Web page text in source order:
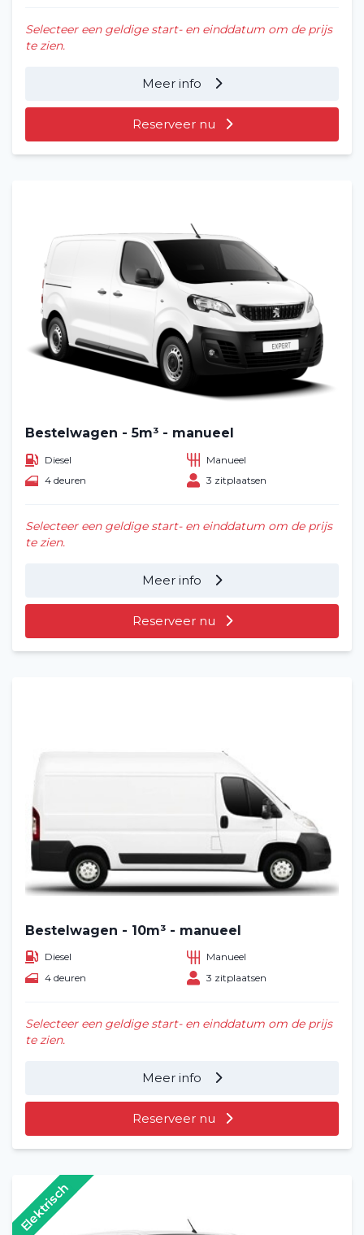
Selecteer een geldige start- en einddatum om de prijs
te zien.
Meer info
Reserveer nu
Bestelwagen - 5m³ - manueel
Diesel
Manueel
4 deuren
3 zitplaatsen
Selecteer een geldige start- en einddatum om de prijs
te zien.
Meer info
Reserveer nu
Bestelwagen - 10m³ - manueel
Diesel
Manueel
4 deuren
3 zitplaatsen
Selecteer een geldige start- en einddatum om de prijs
te zien.
Meer info
Reserveer nu
Elektrisch